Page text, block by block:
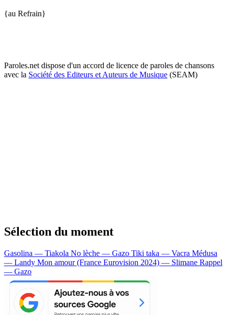
{au Refrain}
Paroles.net dispose d'un accord de licence de paroles de chansons
avec la Société des Editeurs et Auteurs de Musique (SEAM)
Sélection du moment
Gasolina — Tiakola No lèche — Gazo Tiki taka — Vacra Médusa
— Landy Mon amour (France Eurovision 2024) — Slimane Rappel
— Gazo